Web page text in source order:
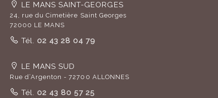
LE MANS SAINT-GEORGES
24, rue du Cimetière Saint Georges
72000 LE MANS
Tél. 02 43 28 04 79
LE MANS SUD
Rue d’Argenton - 72700 ALLONNES
Tél. 02 43 80 57 25